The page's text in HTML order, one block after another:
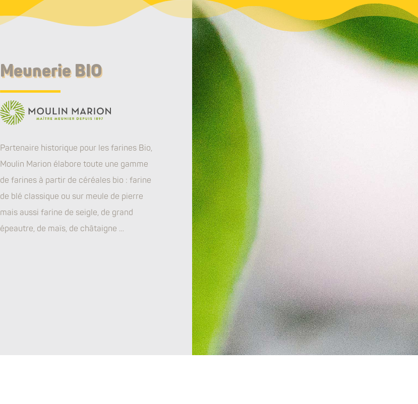
Meunerie BIO
Partenaire historique pour les farines Bio,
Moulin Marion élabore toute une gamme
de farines à partir de céréales bio : farine
de blé classique ou sur meule de pierre
mais aussi farine de seigle, de grand
épeautre, de maïs, de châtaigne …